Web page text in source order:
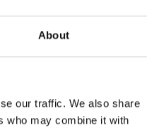
About
our traffic. We also share
who may combine it with
klosterruin